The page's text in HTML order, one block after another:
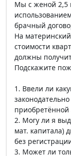
Мы с женой 2,5
брачный
На
стоимости
должны
Подскажите
1. Ввели ли
приобретённой
2. Могу ли я
мат. капитала)
без
3. Может ли